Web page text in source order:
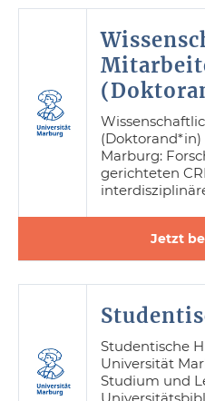
Marburg:
gerichteten
Jetzt
Studentische
Universität
Studium und